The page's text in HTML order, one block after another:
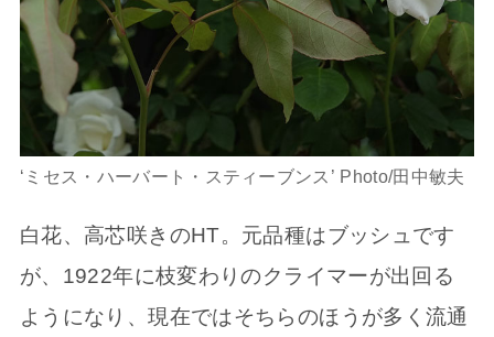
‘ミセス・ハーバート・スティーブンス’ Photo/田中敏夫
白花、高芯咲きのHT。元品種はブッシュです
が、1922年に枝変わりのクライマーが出回る
ようになり、現在ではそちらのほうが多く流通